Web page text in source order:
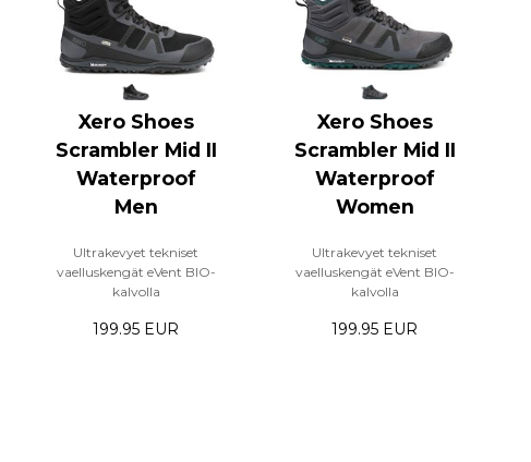
Xero Shoes
Scrambler Mid II
Waterproof
Men
Ultrakevyet tekniset
vaelluskengät eVent BIO-
kalvolla
199.95 EUR
Xero Shoes
Scrambler Mid II
Waterproof
Women
Ultrakevyet tekniset
vaelluskengät eVent BIO-
kalvolla
199.95 EUR